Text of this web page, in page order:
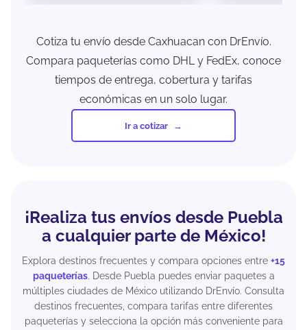
Cotiza tu envío desde Caxhuacan con DrEnvío.
Compara paqueterías como DHL y FedEx, conoce
tiempos de entrega, cobertura y tarifas
económicas en un solo lugar.
Ir a cotizar
¡Realiza tus envíos desde Puebla
a cualquier parte de México!
Explora destinos frecuentes y compara opciones entre +15
paqueterías. Desde Puebla puedes enviar paquetes a
múltiples ciudades de México utilizando DrEnvío. Consulta
destinos frecuentes, compara tarifas entre diferentes
paqueterías y selecciona la opción más conveniente para